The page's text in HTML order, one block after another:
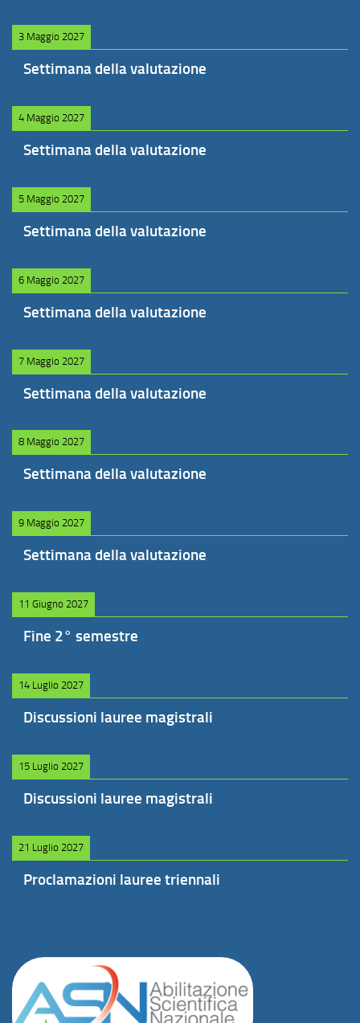
3 Maggio 2027
Settimana della valutazione
4 Maggio 2027
Settimana della valutazione
5 Maggio 2027
Settimana della valutazione
6 Maggio 2027
Settimana della valutazione
7 Maggio 2027
Settimana della valutazione
8 Maggio 2027
Settimana della valutazione
9 Maggio 2027
Settimana della valutazione
11 Giugno 2027
Fine 2° semestre
14 Luglio 2027
Discussioni lauree magistrali
15 Luglio 2027
Discussioni lauree magistrali
21 Luglio 2027
Proclamazioni lauree triennali